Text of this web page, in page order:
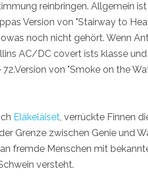
reinbringen. Allgemein
Version von "Stairway to
noch nicht gehört. Wenn
AC/DC covert ists klasse
von "Smoke on the
Eläkeläiset, verrückte Finnen
Grenze zwischen Genie und
fremde Menschen mit
versteht.